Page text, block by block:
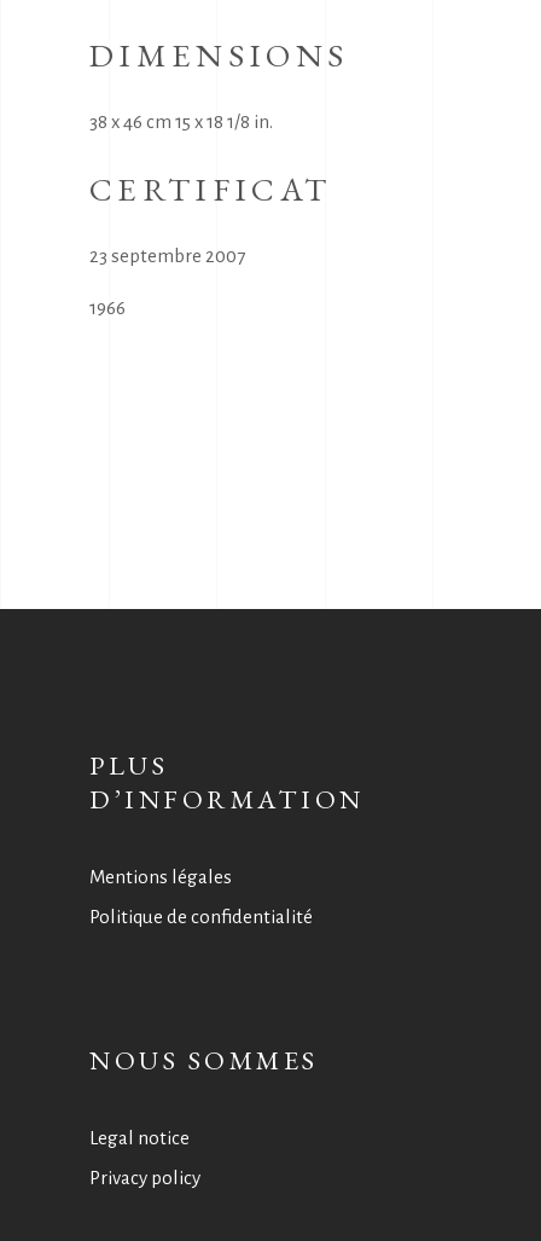
DIMENSIONS
38 x 46 cm 15 x 18 1/8 in.
CERTIFICAT
23 septembre 2007
1966
PLUS
D’INFORMATION
Mentions légales
Politique de confidentialité
NOUS SOMMES
Legal notice
Privacy policy